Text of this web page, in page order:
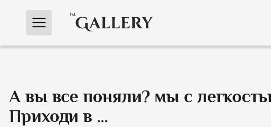
A вы все поняли? мы с
Приходи в …